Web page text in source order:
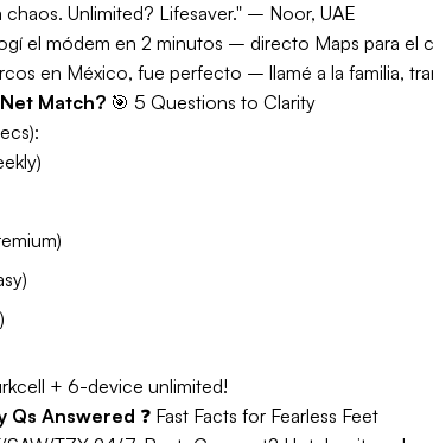
Unlimited? Lifesaver." – Noor, UAE
el módem en 2 minutos – directo Maps para el
en México, fue perfecto – llamé a la familia,
Match? 🎯 5 Questions to Clarity
+ 6-device unlimited!
Qs Answered ❓ Fast Facts for Fearless Feet